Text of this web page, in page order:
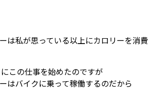
は私が思っている以上にカロリーを消費
この仕事を始めたのですが
はバイクに乗って稼働するのだから